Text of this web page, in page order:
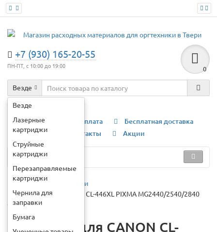
+7 (930) 165-20-55
ПН-ПТ, с 10:00 до 19:00 0
Везде
Везде
Лазерные
картриджи
Струйные
картриджи
Перезаправляемые
картриджи
Чернила для
заправки
Бумага
Например:
О компании Оплата
Бесплатная доставка
Гарантии
Контакты Акции
Каталог
Струйные картриджи
Картридж для CANON CL-446XL PIXMA MG2440/2540/2840
Color (13ml) Myink Т/У
Картридж для CANON CL-